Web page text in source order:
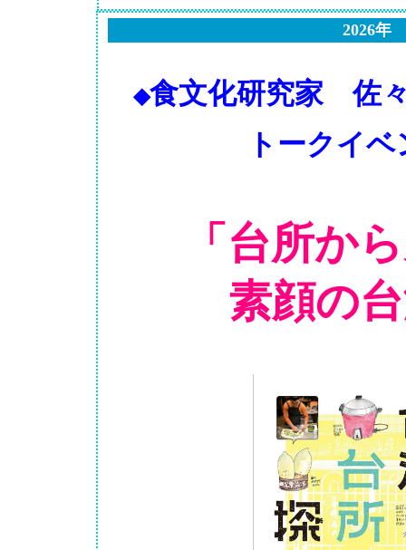
2026年
◆食文化研究家 佐
トークイ
「台所か
素顔の